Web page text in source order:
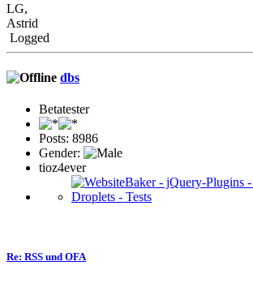
LG,
Astrid
Logged
dbs
Betatester
Posts: 8986
Gender:
tioz4ever
Re: RSS und OFA